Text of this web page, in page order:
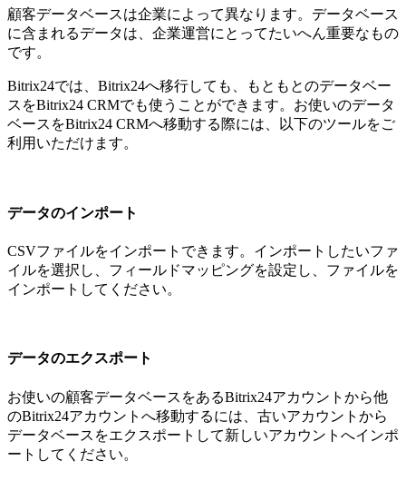
顧客データベースは企業によって異なります。データベース
に含まれるデータは、企業運営にとってたいへん重要なもの
です。
Bitrix24では、Bitrix24へ移行しても、もともとのデータベー
スをBitrix24 CRMでも使うことができます。お使いのデータ
ベースをBitrix24 CRMへ移動する際には、以下のツールをご
利用いただけます。
データのインポート
CSVファイルをインポートできます。インポートしたいファ
イルを選択し、フィールドマッピングを設定し、ファイルを
インポートしてください。
データのエクスポート
お使いの顧客データベースをあるBitrix24アカウントから他
のBitrix24アカウントへ移動するには、古いアカウントから
データベースをエクスポートして新しいアカウントへインポ
ートしてください。